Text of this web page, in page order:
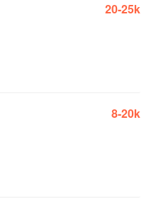
20-25k
8-20k